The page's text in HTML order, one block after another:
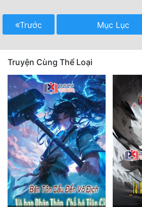
Trước Mục Lục
Truyện Cùng Thể Loại